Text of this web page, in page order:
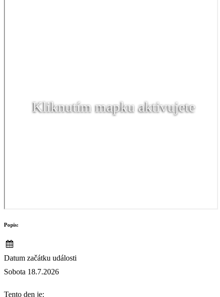
Kliknutím mapku aktivujete
Popis:
Datum začátku události
Sobota 18.7.2026
Tento den je: